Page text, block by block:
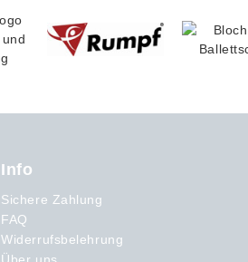
Info
Sichere Zahlung
FAQ
Widerrufsbelehrung